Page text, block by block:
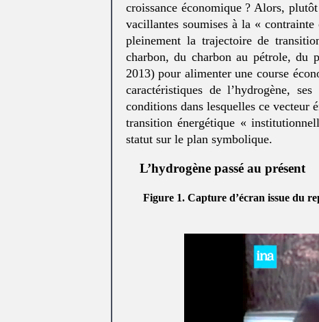
croissance économique ? Alors,
vacillantes soumises à la «
pleinement la trajectoire de
charbon, du charbon au pétrole, du
2013) pour alimenter une course
caractéristiques de l’hydrogène,
conditions dans lesquelles ce vecteur
transition énergétique «
statut sur le plan symbolique.
L’hydrogène passé au présent
Figure 1. Capture d’écran issue du